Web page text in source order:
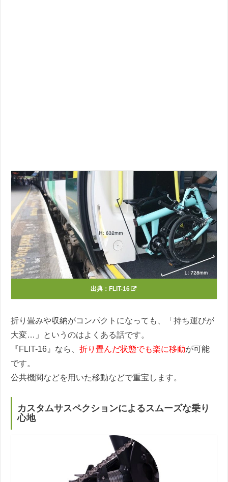
出典： FLIT-16
折り畳みや収納がコンパクトになっても、「持ち運びが
大変…」というのはよくある話です。
『FLIT-16』なら、 折り畳んだ状態でも楽に移動が可能
です。
公共機関などを用いた移動などで重宝します。
カスタムサスペクションによるスムーズな乗り
心地